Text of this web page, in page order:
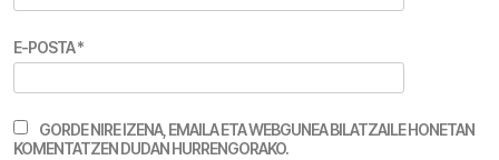
E-POSTA*
GORDE NIRE IZENA, EMAILA ETA WEBGUNEA BILATZAILE HONETAN
KOMENTATZEN DUDAN HURRENGORAKO.